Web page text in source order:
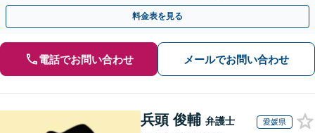
が複雑化を防ぐカギとなります【休日相談可】
料金表を見る
電話でお問い合わせ メールでお問い合わせ
兵頭 俊輔 弁護士 愛媛県